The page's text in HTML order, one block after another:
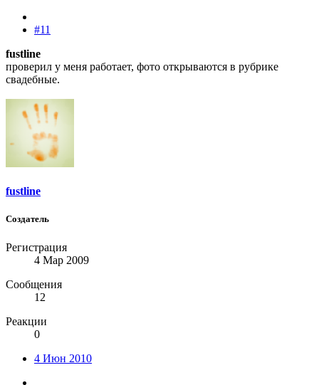
#11
fustline
проверил у меня работает, фото открываются в рубрике
свадебные.
fustline
Создатель
Регистрация
4 Мар 2009
Сообщения
12
Реакции
0
4 Июн 2010